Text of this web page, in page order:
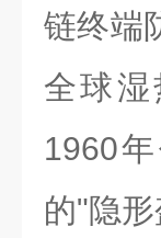
链终端
全球
1960
的"隐形